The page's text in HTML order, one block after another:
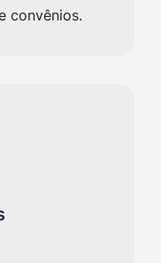
convênios.